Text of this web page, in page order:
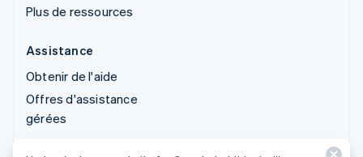
Plus de ressources
Assistance
Obtenir de l'aide
Offres d'assistance
gérées